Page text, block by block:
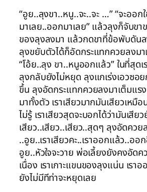
“อูย..ลุงขา..หนู..จะ..จะ …” “จะออก
มาเลย..ออกมาเลย” แล้วลุงก็จับขา
ของลุงลงมา แล้วกดขาที่ข้อพับดันล
ลุงขยับตัวได้ก็อัดกระแทกควยลงมา
“โอ้ย..ลุง ขา..หนูออกแล้ว” ในที่สุด
ลุงกลับยังไม่หยุด ลุงแกเร่งเอวซอย
ขึ้น ลุงอัดกระแทกควยลงมาเต็มแร
มาทั้งตัว เราเสียวมากมันเสียวเหมือ
ไม่รู้ เราเสียวสุดจะบอกได้ว่ามันเสีย
เสียว..เสียว..เสียว..สุดๆ ลุงอัดควย
..อูย..เราเสียวคะ..เราออกแล้ว..อ
อูย..หัวใจจะวาย พ่อเลี้ยงยังคงอัด
เนื่อง เราเกาะแขนของลุงแน่น เร
ยังไม่มีทีท่าจะหยุดเลย